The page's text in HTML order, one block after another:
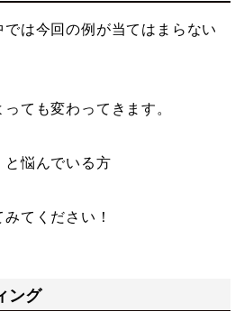
では今回の例が当てはまらない
ても変わってきます。
と悩んでいる方
みてください！
ング